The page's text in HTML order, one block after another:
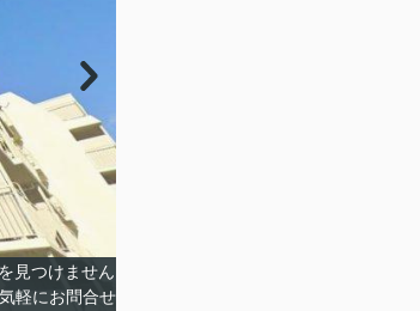
見つけません
軽にお問合せ